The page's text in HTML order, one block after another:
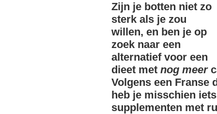
Zijn je botten niet zo
sterk als je zou
willen, en ben je op
zoek naar een
alternatief voor een
dieet met nog meer
Volgens een Franse
heb je misschien
supplementen met